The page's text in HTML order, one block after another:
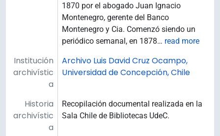
1870 por el abogado Juan Ignacio
Montenegro, gerente del Banco
Montenegro y Cia. Comenzó siendo un
periódico semanal, en 1878… read more
Institución
archivístic
a
Archivo Luis David Cruz Ocampo,
Universidad de Concepción, Chile
Historia
archivístic
a
Recopilación documental realizada en la
Sala Chile de Bibliotecas UdeC.